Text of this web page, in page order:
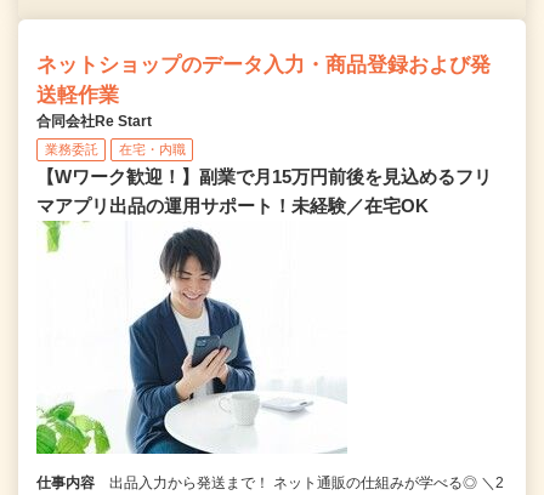
ネットショップのデータ入力・商品登録および発
送軽作業
合同会社Re Start
業務委託 在宅・内職
【Wワーク歓迎！】副業で月15万円前後を見込めるフリ
マアプリ出品の運用サポート！未経験／在宅OK
仕事内容
出品入力から発送まで！ ネット通販の仕組みが学べる◎ ＼2